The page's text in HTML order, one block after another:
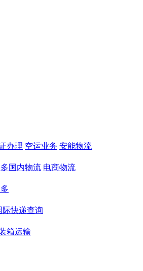
办理 空运业务 安能物流
国内物流 电商物流
际快递查询
箱运输